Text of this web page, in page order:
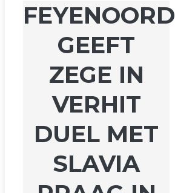
FEYENOORD
GEEFT
ZEGE IN
VERHIT
DUEL MET
SLAVIA